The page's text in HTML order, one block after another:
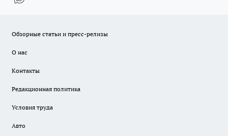
Обзорные статьи и пресс-релизы
О нас
Контакты
Редакционная политика
Условия труда
Авто